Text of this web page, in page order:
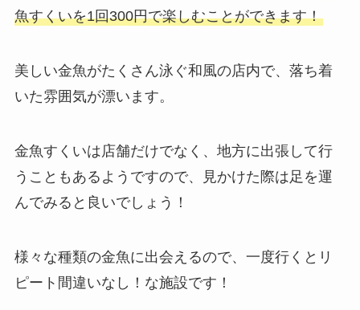
魚すくいを1回300円で楽しむことができます！
美しい金魚がたくさん泳ぐ和風の店内で、落ち着
いた雰囲気が漂います。
金魚すくいは店舗だけでなく、地方に出張して行
うこともあるようですので、見かけた際は足を運
んでみると良いでしょう！
様々な種類の金魚に出会えるので、一度行くとリ
ピート間違いなし！な施設です！